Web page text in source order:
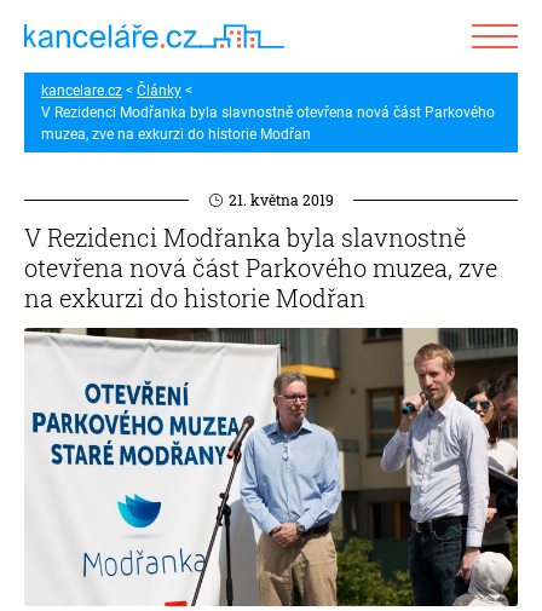
kancelare.cz
Články
V Rezidenci Modřanka byla slavnostně otevřena nová část Parkového
muzea, zve na exkurzi do historie Modřan
21. května 2019
V Rezidenci Modřanka byla slavnostně
otevřena nová část Parkového muzea, zve
na exkurzi do historie Modřan